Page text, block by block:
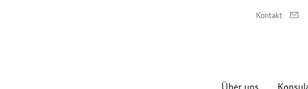
Kontakt
Über uns